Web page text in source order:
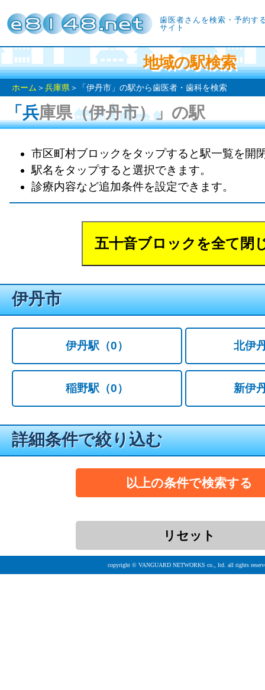
歯医者さんを検索・予約す
サイト
地域の駅検索
ホーム ＞兵庫県 ＞「伊丹市」の駅から歯医者・歯科を検索
「兵庫県（伊丹市）」の駅
市区町村ブロックをタップすると駅一覧を開
駅名をタップすると選択できます。
診療内容など追加条件を設定できます。
伊丹市
伊丹駅 （0） 北伊
稲野駅 （0） 新伊
詳細条件で絞り込む
copyright © VANGUARD NETWORKS co., ltd. all rights